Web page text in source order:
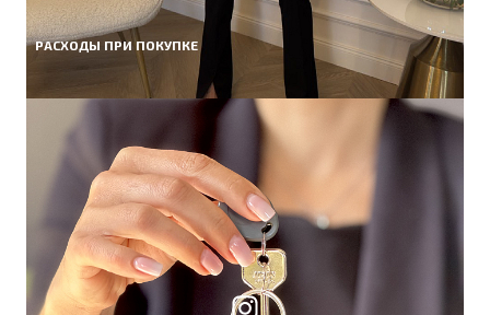
РАСХОДЫ ПРИ ПОКУПКЕ